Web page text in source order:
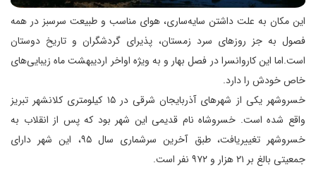
این مکان به علت داشتن سایه‌ساری، هوای مناسب و طبیعت سرسبز در همه
فصول به جز روزهای سرد زمستان، پذیرای گردشگران و تاریخ دوستان
است.اما این کاروانسرا در فصل بهار و به ویژه اواخر اردیبهشت ماه زیبایی‌های
خاص خودش را دارد.
خسروشهر یکی از شهرهای آذربایجان شرقی در ۱۵ کیلومتری کلانشهر تبریز
واقع شده است. خسروشاه نام قدیمی این شهر بود که پس از انقلاب به
خسروشهر تغییریافت، طبق آخرین سرشماری سال ۹۵، این شهر دارای
جمعیتی بالغ بر ۲۱ هزار و ۹۷۲ نفر است.